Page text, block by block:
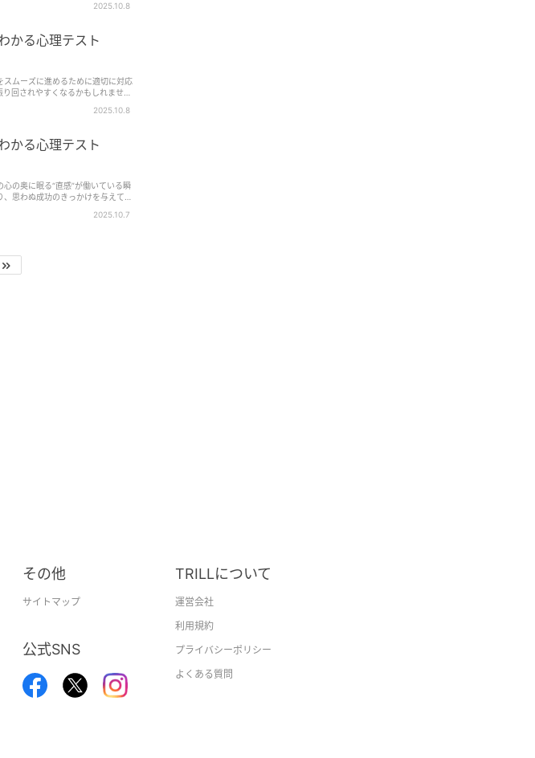
しょう。
2025.10.8
かる心理テスト
ムーズに進めるために適切に対応
回されやすくなるかもしれませ
2025.10.8
かる心理テスト
の奥に眠る“直感”が働いている瞬
思わぬ成功のきっかけを与えてく
2025.10.7
その他
サイトマップ
公式SNS
TRILLについて
運営会社
利用規約
プライバシーポリシー
よくある質問